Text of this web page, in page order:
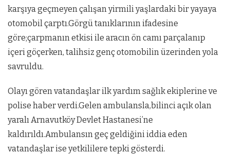
karşıya geçmeyen çalışan yirmili yaşlardaki bir yayaya
otomobil çarptı.Görgü tanıklarının ifadesine
göre;çarpmanın etkisi ile aracın ön camı parçalanıp
içeri göçerken, talihsiz genç otomobilin üzerinden yola
savruldu.
Olayı gören vatandaşlar ilk yardım sağlık ekiplerine ve
polise haber verdi.Gelen ambulansla,bilinci açık olan
yaralı Arnavutköy Devlet Hastanesi’ne
kaldırıldı.Ambulansın geç geldiğini iddia eden
vatandaşlar ise yetkililere tepki gösterdi.